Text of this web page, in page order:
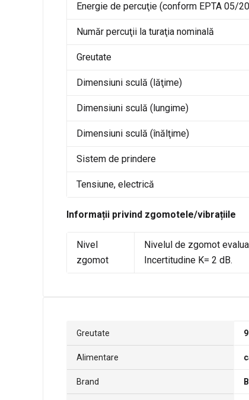
Energie de percuţie (conform EPTA 05/
Număr percuţii la turaţia nominală
Greutate
Dimensiuni sculă (lăţime)
Dimensiuni sculă (lungime)
Dimensiuni sculă (înălţime)
Sistem de prindere
Tensiune, electrică
Informații privind zgomotele/vibrațiile
Nivel
zgomot
Nivelul de zgomot
Incertitudine K= 2 dB.
Greutate
Alimentare
Brand